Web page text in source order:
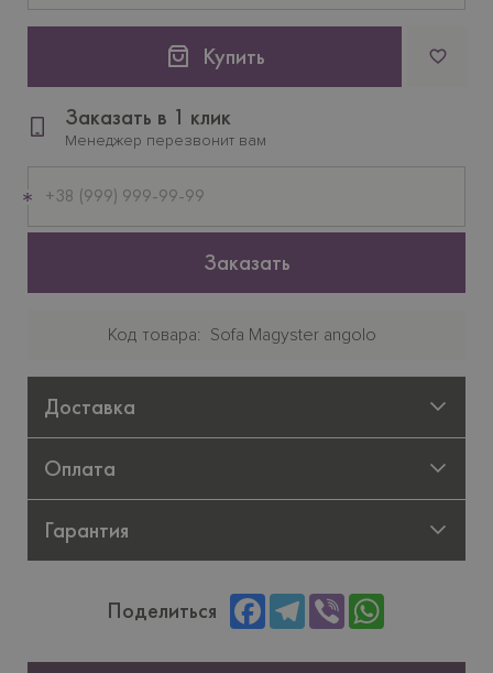
Купить
Заказать в 1 клик
Менеджер перезвонит вам
телефон
Заказать
Код товара Sofa Magyster angolo
Доставка
Оплата
Гарантия
Поделиться FacebookTelegram
Viber